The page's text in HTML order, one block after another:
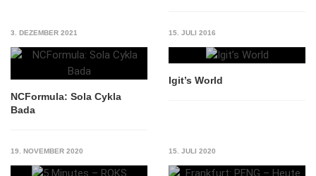
3. DEZEMBER 2021
NCFormula: Sola Cykla
Bada
15. JULI 2016
Igit’s World
19. NOVEMBER 2020 15. JULI 2020